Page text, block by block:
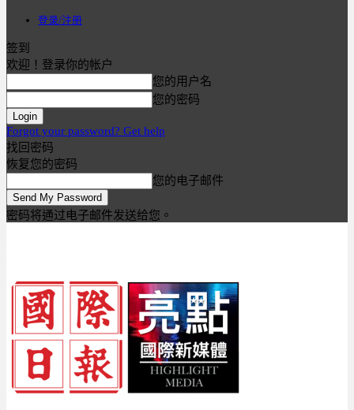
登录/注册
签到
欢迎！登录你的帐户
您的用户名
您的密码
Forgot your password? Get help
找回密码
恢复您的密码
您的电子邮件
密码将通过电子邮件发送给您。